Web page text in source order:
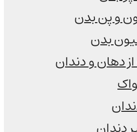
و پن بدن
بدن
دهان و دندان